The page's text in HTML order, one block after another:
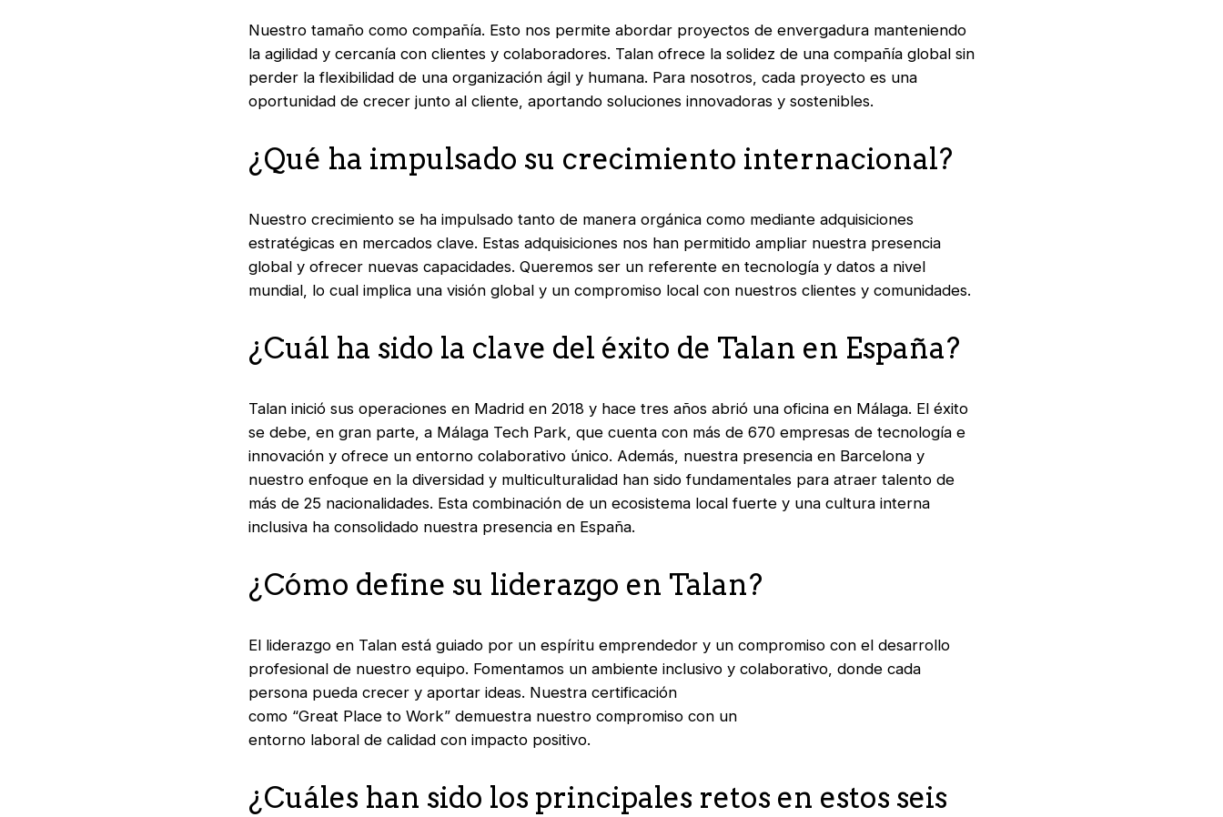
Nuestro tamaño como compañía. Esto nos permite abordar proyectos de envergadura manteniendo
la agilidad y cercanía con clientes y colaboradores. Talan ofrece la solidez de una compañía global sin
perder la flexibilidad de una organización ágil y humana. Para nosotros, cada proyecto es una
oportunidad de crecer junto al cliente, aportando soluciones innovadoras y sostenibles.
¿Qué ha impulsado su crecimiento internacional?
Nuestro crecimiento se ha impulsado tanto de manera orgánica como mediante adquisiciones
estratégicas en mercados clave. Estas adquisiciones nos han permitido ampliar nuestra presencia
global y ofrecer nuevas capacidades. Queremos ser un referente en tecnología y datos a nivel
mundial, lo cual implica una visión global y un compromiso local con nuestros clientes y comunidades.
¿Cuál ha sido la clave del éxito de Talan en España?
Talan inició sus operaciones en Madrid en 2018 y hace tres años abrió una oficina en Málaga. El éxito
se debe, en gran parte, a Málaga Tech Park, que cuenta con más de 670 empresas de tecnología e
innovación y ofrece un entorno colaborativo único. Además, nuestra presencia en Barcelona y
nuestro enfoque en la diversidad y multiculturalidad han sido fundamentales para atraer talento de
más de 25 nacionalidades. Esta combinación de un ecosistema local fuerte y una cultura interna
inclusiva ha consolidado nuestra presencia en España.
¿Cómo define su liderazgo en Talan?
El liderazgo en Talan está guiado por un espíritu emprendedor y un compromiso con el desarrollo
profesional de nuestro equipo. Fomentamos un ambiente inclusivo y colaborativo, donde cada
persona pueda crecer y aportar ideas. Nuestra certificación
como “Great Place to Work” demuestra nuestro compromiso con un
entorno laboral de calidad con impacto positivo.
¿Cuáles han sido los principales retos en estos seis